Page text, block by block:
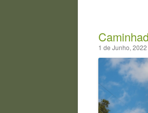
1 de Junho, 2022